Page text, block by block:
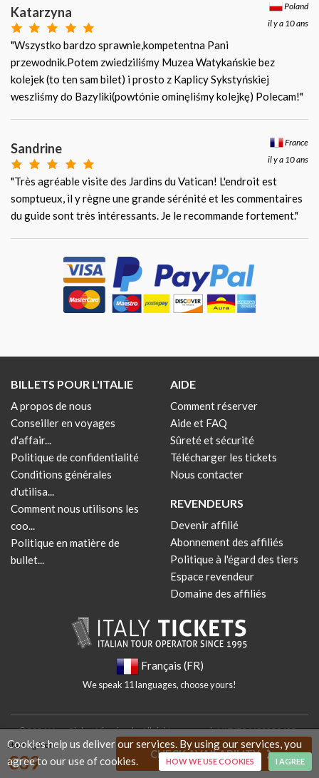
Poland
il y a 10 ans
Katarzyna
"Wszystko bardzo sprawnie,kompetentna Pani
przewodnik.Potem zwiedziliśmy Muzea Watykańskie bez
kolejek (to ten sam bilet) i prosto z Kaplicy Sykstyńskiej
weszliśmy do Bazyliki(powtónie ominęliśmy kolejkę) Polecam!"
France
il y a 10 ans
Sandrine
"Très agréable visite des Jardins du Vatican! L'endroit est
somptueux, il y règne une grande sérénité et les commentaires
du guide sont très intéressants. Je le recommande fortement."
starting from
€39 CHECK AVAILABILITY
BILLETS POUR L'ITALIE
A propos de nous
Conseiller en voyages
d'affair...
Politique de confidentialité
Conditions générales
d'utilisa...
Comment nous utilisons les
coo...
Politique en matière de
bullet...
AIDE
Comment réserver
Aide et FAQ
Sûreté et sécurité
Télécharger les tickets
Nous contacter
REVENDEURS
Devenir affilié
Abonnement des affiliés
Politique à l'égard des tiers
Espace revendeur
Domaine des affiliés
Cookies help us deliver our services. By using our services, you
agree to our use of cookies.
I AGREE
HOW WE USE COOKIES
Français (FR)
We speak 11 languages, choose yours!
© 2026 New Globus Viaggi s.r.l. - All rights reserved - VAT IT04690350485 -
Italian Chamber of Commerce n. 470865 - Cap. Soc. € 10.400 i.v.